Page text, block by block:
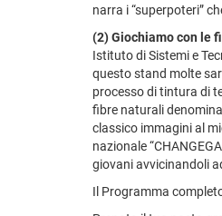
narra i “superpoteri”
(2) Giochiamo con le
Istituto di Sistemi e
questo stand molte
processo di tintura di
fibre naturali
classico immagini al
nazionale
giovani avvicinandoli
Il Programma